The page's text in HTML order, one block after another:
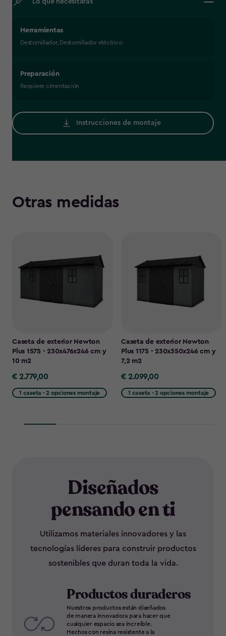
Lo que necesitarás
Herramientas
Destornillador, Destornillador eléctrico
Preparación
Requiere cimentación
Instrucciones de montaje
Otras medidas
Caseta de exterior Newton
Plus 1575 - 230x476x246 cm y
10 m2
€
2.779,00
€ 2.779,00
1 caseta - 2 opciones montaje
Caseta de exterior Newton
Plus 1175 - 230x350x246 cm y
7,2 m2
€
2.099,00
€ 2.099,00
1 caseta - 2 opciones montaje
Diseñados
pensando en ti
Utilizamos materiales innovadores y las
tecnologías líderes para construir productos
sostenibles que duran toda la vida.
Productos duraderos
Nuestros productos están diseñados
de manera innovadora para hacer que
cualquier espacio sea increíble.
Hechos con resina resistente a la